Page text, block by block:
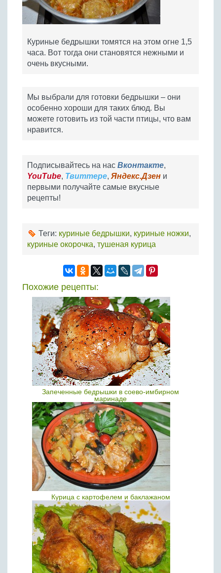
Куриные бедрышки томятся на этом огне 1,5
часа. Вот тогда они становятся нежными и
очень вкусными.
Мы выбрали для готовки бедрышки – они
особенно хороши для таких блюд. Вы
можете готовить из той части птицы, что вам
нравится.
Подписывайтесь на нас Вконтакте,
YouTube, Твиттере, Яндекс.Дзен и
первыми получайте самые вкусные
рецепты!
Теги: куриные бедрышки, куриные ножки,
куриные окорочка, тушеная курица
Похожие рецепты:
Запеченные бедрышки в соево-имбирном
маринаде
Курица с картофелем и баклажаном